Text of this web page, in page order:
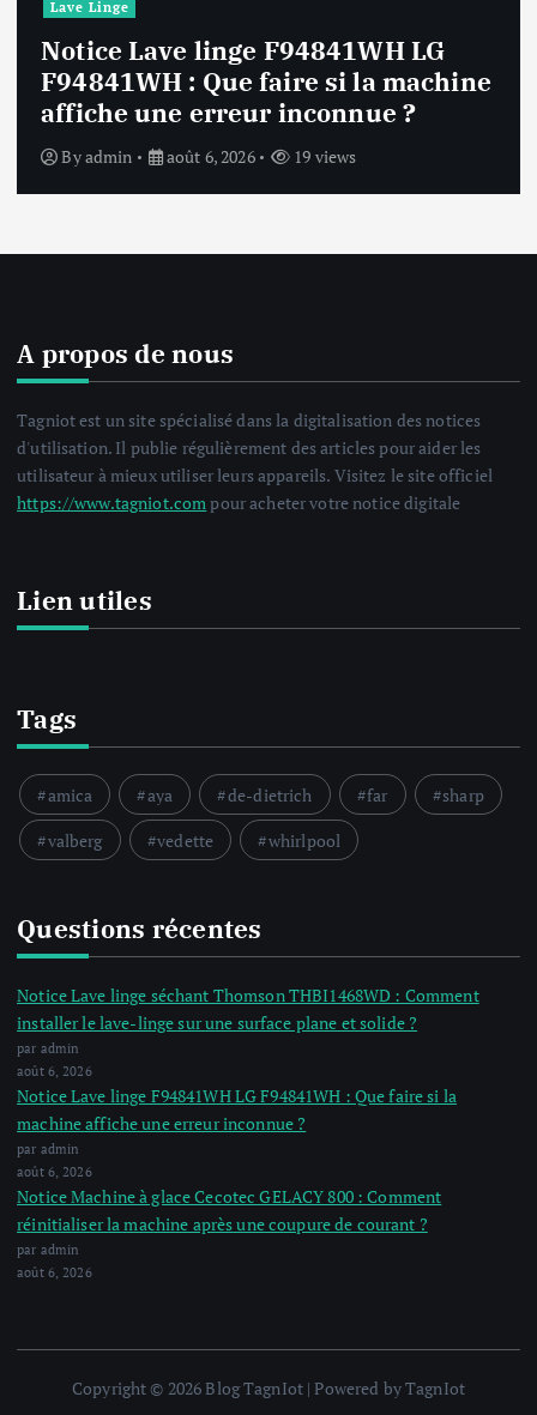
Notice Machine à glace Cecotec
GELACY 800 : Comment réinitialiser
la machine après une coupure de
courant ?
Byadmin août 6, 2026 38 views
A propos de nous
Tagniot est un site spécialisé dans la digitalisation des notices
d'utilisation. Il publie régulièrement des articles pour aider les
utilisateur à mieux utiliser leurs appareils. Visitez le site officiel
https://www.tagniot.compour acheter votre notice digitale
Lien utiles
Tags
amica aya de-dietrich far
sharp
valberg
vedette whirlpool
Questions récentes
Notice Lave linge séchant Thomson THBI1468WD : Comment
installer le lave-linge sur une surface plane et solide ?
par admin
août 6, 2026
Notice Lave linge F94841WH LG F94841WH : Que faire si la
machine affiche une erreur inconnue ?
par admin
août 6, 2026
Notice Machine à glace Cecotec GELACY 800 : Comment
réinitialiser la machine après une coupure de courant ?
par admin
août 6, 2026
Copyright © 2026 Blog TagnIot | Powered by TagnIot